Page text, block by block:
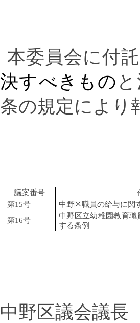
本委員会に付
決すべきもの
条の規定により
議案番号
第15号
中野区職員の給与に関
第16号
中野区立幼稚園教育
する条例
中野区議会議